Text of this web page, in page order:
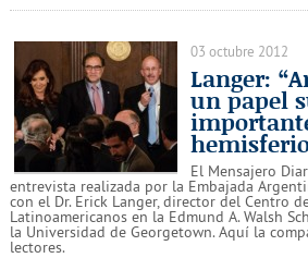
03 octubre 2012
Langer:
un papel
El Mensajero
entrevista realizada por la Embajada
con el Dr. Erick Langer, director del Centro
Latinoamericanos en la Edmund A. Walsh
la Universidad de Georgetown. Aquí la
lectores.